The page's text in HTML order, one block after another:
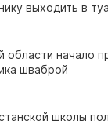
выходить в
области начало
шваброй
школы